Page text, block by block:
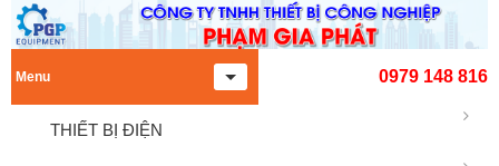
0979 148 816
Menu
THIẾT BỊ ĐIỆN